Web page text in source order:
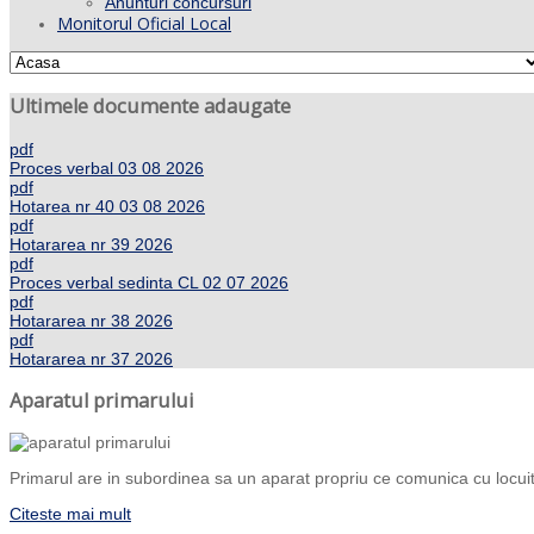
Monitorul Oficial Local
Ultimele documente adaugate
pdf
Proces verbal 03 08 2026
pdf
Hotarea nr 40 03 08 2026
pdf
Hotararea nr 39 2026
pdf
Proces verbal sedinta CL 02 07 2026
pdf
Hotararea nr 38 2026
pdf
Hotararea nr 37 2026
Aparatul primarului
Primarul are in subordinea sa un aparat propriu ce comunica cu
Citeste mai mult